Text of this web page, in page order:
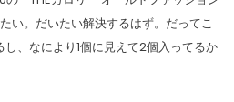
い。だいたい解決するはず。だってこ
、なにより1個に見えて2個入ってるか